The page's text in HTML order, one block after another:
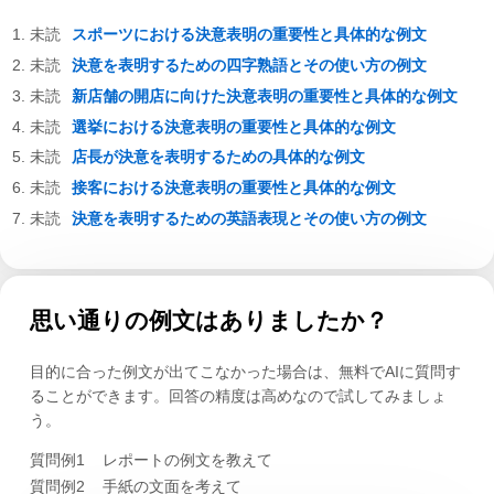
スポーツにおける決意表明の重要性と具体的な例文
決意を表明するための四字熟語とその使い方の例文
新店舗の開店に向けた決意表明の重要性と具体的な例文
選挙における決意表明の重要性と具体的な例文
店長が決意を表明するための具体的な例文
接客における決意表明の重要性と具体的な例文
決意を表明するための英語表現とその使い方の例文
思い通りの例文はありましたか？
目的に合った例文が出てこなかった場合は、無料でAIに質問す
ることができます。回答の精度は高めなので試してみましょ
う。
質問例1
レポートの例文を教えて
質問例2
手紙の文面を考えて